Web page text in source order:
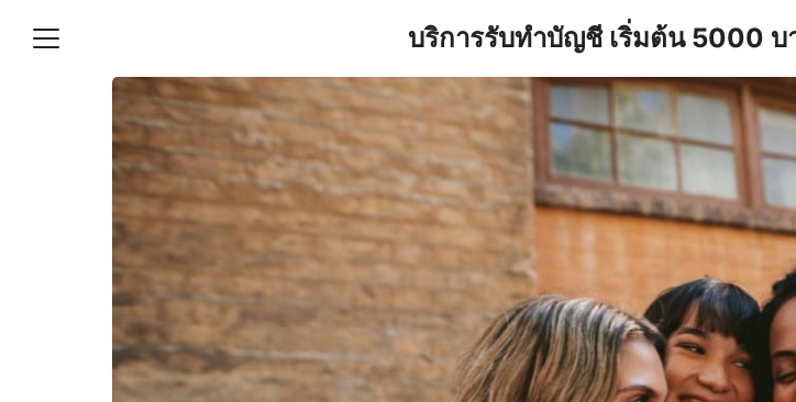
บริการรับทำบัญชี เริ่มต้น 5000
ญชีและภาษีครบวงจร |
Search
for: